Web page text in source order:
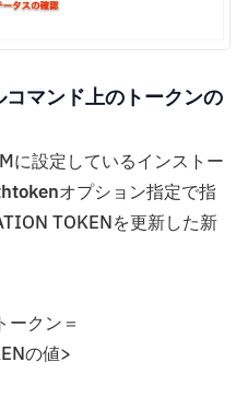
マンド上のトークンの
設定しているインストー
オプション指定で指
TOKENを更新した新
クン＝
の値>